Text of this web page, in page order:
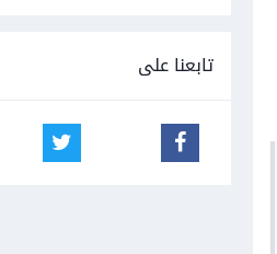
تابعنا على